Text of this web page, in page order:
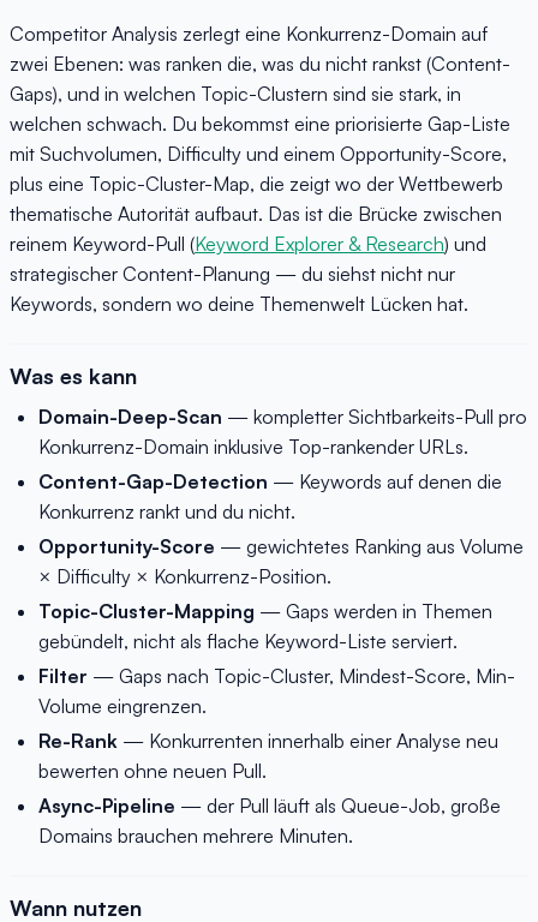
Competitor Analysis zerlegt eine Konkurrenz-Domain auf
zwei Ebenen: was ranken die, was du nicht rankst (Content-
Gaps), und in welchen Topic-Clustern sind sie stark, in
welchen schwach. Du bekommst eine priorisierte Gap-Liste
mit Suchvolumen, Difficulty und einem Opportunity-Score,
plus eine Topic-Cluster-Map, die zeigt wo der Wettbewerb
thematische Autorität aufbaut. Das ist die Brücke zwischen
reinem Keyword-Pull (Keyword Explorer & Research) und
strategischer Content-Planung — du siehst nicht nur
Keywords, sondern wo deine Themenwelt Lücken hat.
Was es kann
Domain-Deep-Scan — kompletter Sichtbarkeits-Pull pro
Konkurrenz-Domain inklusive Top-rankender URLs.
Content-Gap-Detection — Keywords auf denen die
Konkurrenz rankt und du nicht.
Opportunity-Score — gewichtetes Ranking aus Volume
× Difficulty × Konkurrenz-Position.
Topic-Cluster-Mapping — Gaps werden in Themen
gebündelt, nicht als flache Keyword-Liste serviert.
Filter — Gaps nach Topic-Cluster, Mindest-Score, Min-
Volume eingrenzen.
Re-Rank — Konkurrenten innerhalb einer Analyse neu
bewerten ohne neuen Pull.
Async-Pipeline — der Pull läuft als Queue-Job, große
Domains brauchen mehrere Minuten.
Wann nutzen